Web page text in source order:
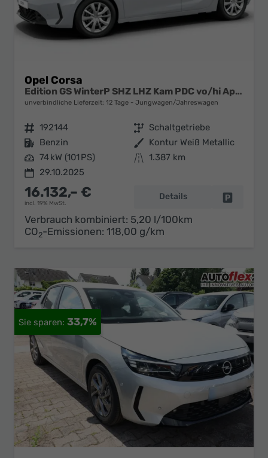
Opel Corsa
Edition GS WinterP SHZ LHZ Kam PDC vo/hi AppC Totw
unverbindliche Lieferzeit: 12 Tage Jungwagen/Jahreswagen
Fahrzeugnr. 192144 Getriebe Schaltgetriebe
Kraftstoff Benzin Außenfarbe Kontur Weiß Metallic
Leistung 74 kW (101 PS) Kilometerstand 1.387 km
29.10.2025
16.132,– €
incl. 19% MwSt.
Details
Verbrauch kombiniert: 5,20 l/100km
CO2-Emissionen: 118,00 g/km
33,7%